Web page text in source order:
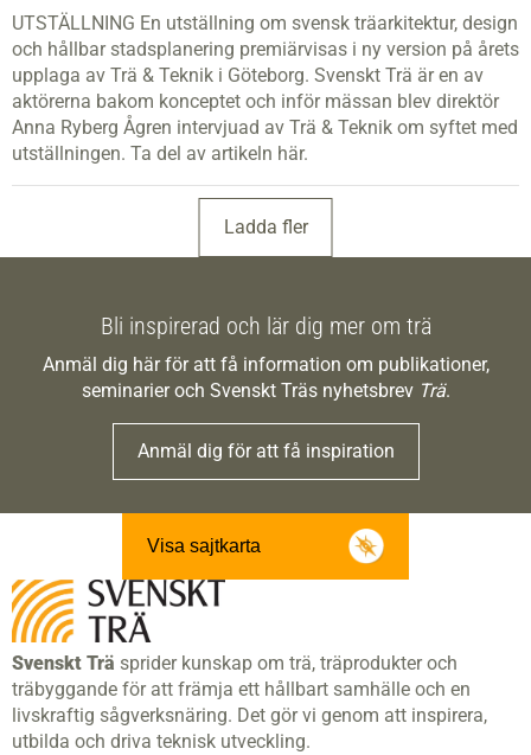
UTSTÄLLNING En utställning om svensk träarkitektur, design
och hållbar stadsplanering premiärvisas i ny version på årets
upplaga av Trä & Teknik i Göteborg. Svenskt Trä är en av
aktörerna bakom konceptet och inför mässan blev direktör
Anna Ryberg Ågren intervjuad av Trä & Teknik om syftet med
utställningen. Ta del av artikeln här.
Ladda fler
Bli inspirerad och lär dig mer om trä
Anmäl dig här för att få information om publikationer,
seminarier och Svenskt Träs nyhetsbrev Trä.
Anmäl dig för att få inspiration
Visa sajtkarta
Svenskt Trä sprider kunskap om trä, träprodukter och
träbyggande för att främja ett hållbart samhälle och en
livskraftig sågverksnäring. Det gör vi genom att inspirera,
utbilda och driva teknisk utveckling.